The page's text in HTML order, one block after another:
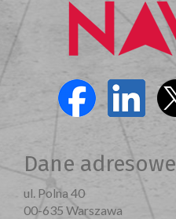
Dane adresowe
ul. Polna 40
00-635 Warszawa